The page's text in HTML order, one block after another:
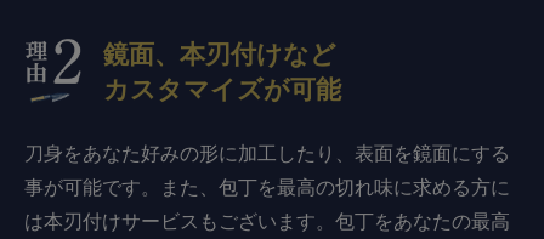
鏡面、本刃付けなど
カスタマイズが可能
刀身をあなた好みの形に加工したり、表面を鏡面にする
事が可能です。また、包丁を最高の切れ味に求める方に
は本刃付けサービスもございます。包丁をあなたの最高